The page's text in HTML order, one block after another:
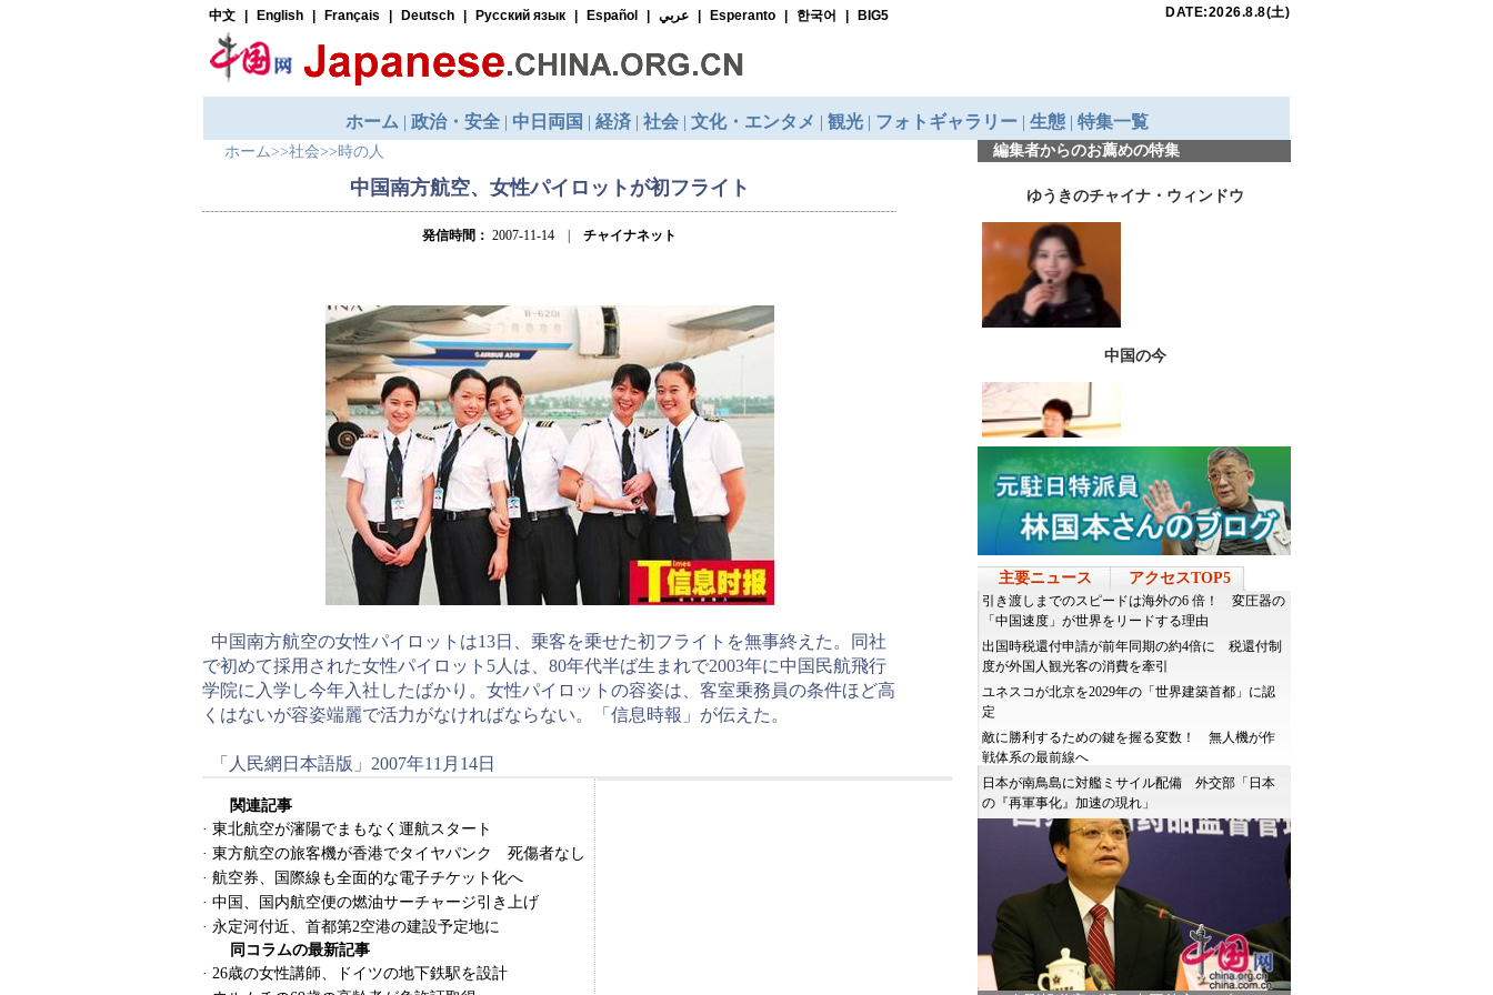
ホーム>>社会>>時の人
中国南方航空、女性パイロットが初フライト
発信時間： 2007-11-14 | チャイナネット
中国南方航空の女性パイロットは13日、乗客を乗せた初フライトを無事終えた。同社
で初めて採用された女性パイロット5人は、80年代半ば生まれで2003年に中国民航飛行
学院に入学し今年入社したばかり。女性パイロットの容姿は、客室乗務員の条件ほど高
くはないが容姿端麗で活力がなければならない。「信息時報」が伝えた。
「人民網日本語版」2007年11月14日
関連記事
· 東北航空が瀋陽でまもなく運航スタート
· 東方航空の旅客機が香港でタイヤパンク 死傷者なし
· 航空券、国際線も全面的な電子チケット化へ
· 中国、国内航空便の燃油サーチャージ引き上げ
· 永定河付近、首都第2空港の建設予定地に
同コラムの最新記事
· 26歳の女性講師、ドイツの地下鉄駅を設計